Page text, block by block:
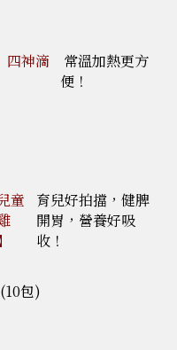
四神滴
常溫加熱更方
便！
童
育兒好拍擋，健脾
開胃，營養好吸
收！
包)